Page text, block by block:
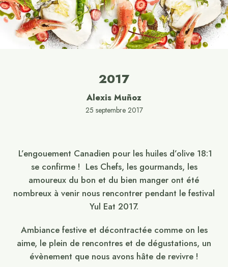
2017
Alexis Muñoz
25 septembre 2017
L’engouement Canadien pour les huiles d’olive 18:1
se confirme ! Les Chefs, les gourmands, les
amoureux du bon et du bien manger ont été
nombreux à venir nous rencontrer pendant le festival
Yul Eat 2017.
Ambiance festive et décontractée comme on les
aime, le plein de rencontres et de dégustations, un
évènement que nous avons hâte de revivre !